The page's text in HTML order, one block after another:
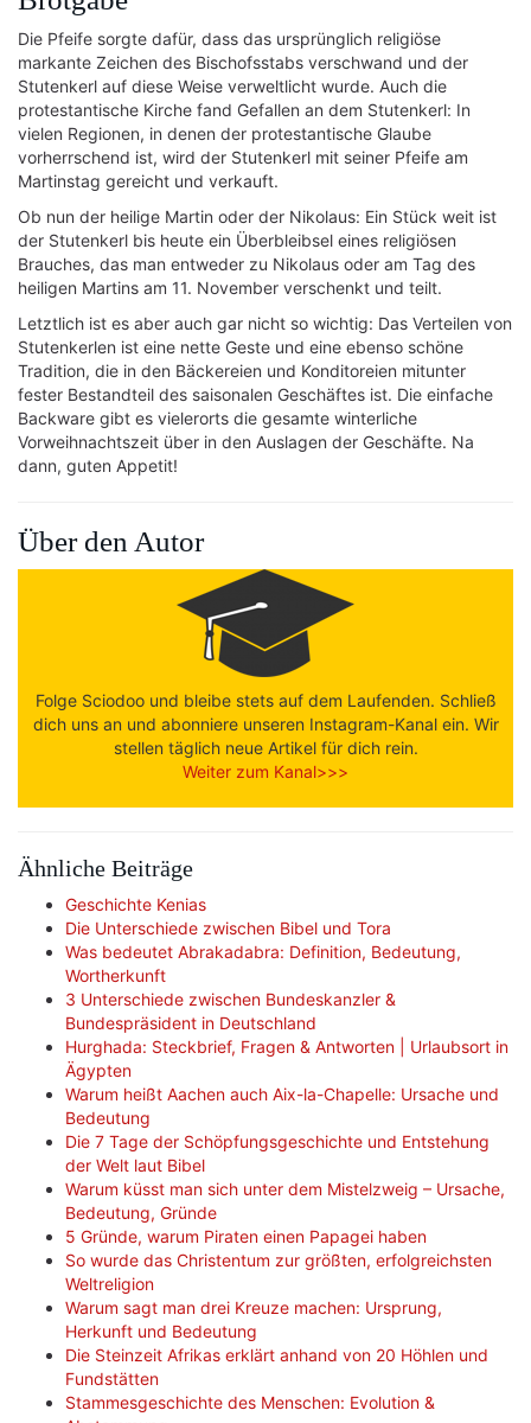
Die Pfeife sorgte dafür, dass das ursprünglich religiöse
markante Zeichen des Bischofsstabs verschwand und der
Stutenkerl auf diese Weise verweltlicht wurde. Auch die
protestantische Kirche fand Gefallen an dem Stutenkerl: In
vielen Regionen, in denen der protestantische Glaube
vorherrschend ist, wird der Stutenkerl mit seiner Pfeife am
Martinstag gereicht und verkauft.
Ob nun der heilige Martin oder der Nikolaus: Ein Stück weit ist
der Stutenkerl bis heute ein Überbleibsel eines religiösen
Brauches, das man entweder zu Nikolaus oder am Tag des
heiligen Martins am 11. November verschenkt und teilt.
Letztlich ist es aber auch gar nicht so wichtig: Das Verteilen von
Stutenkerlen ist eine nette Geste und eine ebenso schöne
Tradition, die in den Bäckereien und Konditoreien mitunter
fester Bestandteil des saisonalen Geschäftes ist. Die einfache
Backware gibt es vielerorts die gesamte winterliche
Vorweihnachtszeit über in den Auslagen der Geschäfte. Na
dann, guten Appetit!
Über den Autor
Folge Sciodoo und bleibe stets auf dem Laufenden. Schließ
dich uns an und abonniere unseren Instagram-Kanal ein. Wir
stellen täglich neue Artikel für dich rein.
Weiter zum Kanal>>>
Ähnliche Beiträge
Geschichte Kenias
Die Unterschiede zwischen Bibel und Tora
Was bedeutet Abrakadabra: Definition, Bedeutung,
Wortherkunft
3 Unterschiede zwischen Bundeskanzler &
Bundespräsident in Deutschland
Hurghada: Steckbrief, Fragen & Antworten | Urlaubsort in
Ägypten
Warum heißt Aachen auch Aix-la-Chapelle: Ursache und
Bedeutung
Die 7 Tage der Schöpfungsgeschichte und Entstehung
der Welt laut Bibel
Warum küsst man sich unter dem Mistelzweig – Ursache,
Bedeutung, Gründe
5 Gründe, warum Piraten einen Papagei haben
So wurde das Christentum zur größten, erfolgreichsten
Weltreligion
Warum sagt man drei Kreuze machen: Ursprung,
Herkunft und Bedeutung
Die Steinzeit Afrikas erklärt anhand von 20 Höhlen und
Fundstätten
Stammesgeschichte des Menschen: Evolution &